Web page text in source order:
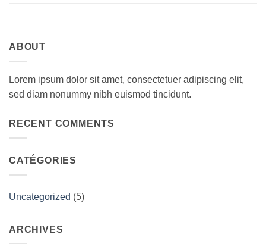
ABOUT
Lorem ipsum dolor sit amet, consectetuer adipiscing elit,
sed diam nonummy nibh euismod tincidunt.
RECENT COMMENTS
CATÉGORIES
Uncategorized (5)
ARCHIVES